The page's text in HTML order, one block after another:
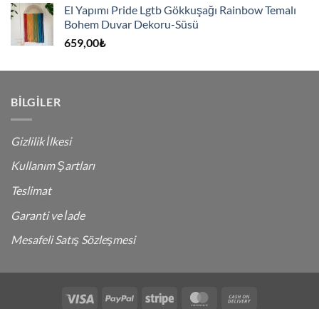
El Yapımı Pride Lgtb Gökkuşağı Rainbow Temalı
Bohem Duvar Dekoru-Süsü
659,00₺
BILGILER
Gizlilik İlkesi
Kullanım Şartları
Teslimat
Garanti ve İade
Mesafeli Satış Sözleşmesi
Visa PayPal Stripe MasterCard